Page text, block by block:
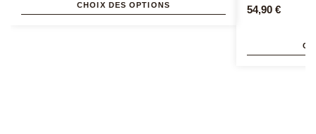
CHOIX DES OPTIONS 54,90 €